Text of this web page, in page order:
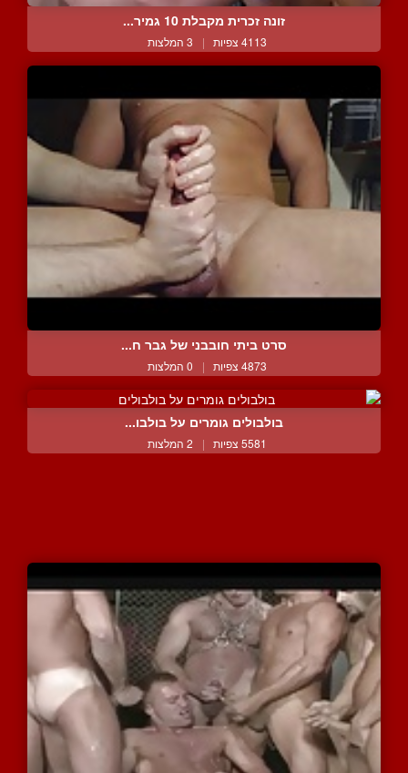
זונה זכרית מקבלת 10 גמיר...
4113 צפיות | 3 המלצות
סרט ביתי חובבני של גבר ח...
4873 צפיות | 0 המלצות
בולבולים גומרים על בולבו...
5581 צפיות | 2 המלצות